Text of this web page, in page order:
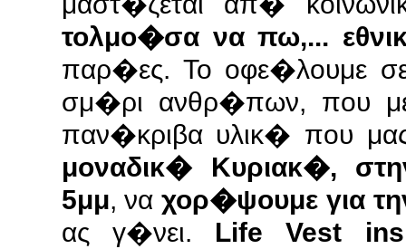
τολμο�σα να πω,...
παρ�ες. Το οφε�λουμε
σμ�ρι ανθρ�πων, που
παν�κριβα υλικ� που
μοναδικ� Κυριακ�,
5μμ, ναχορ�ψουμε για
ας γ�νει. Life Vest